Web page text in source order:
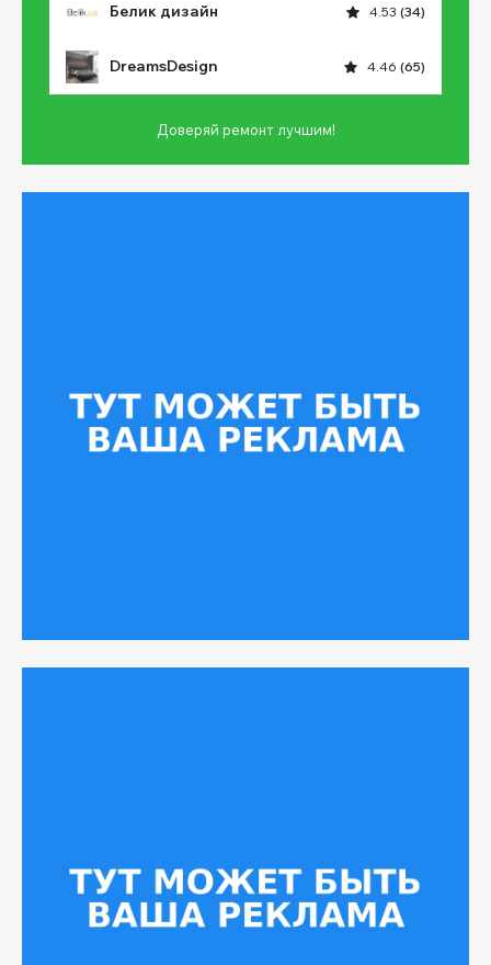
Белик дизайн 4.53 (34)
DreamsDesign 4.46 (65)
Доверяй ремонт лучшим!